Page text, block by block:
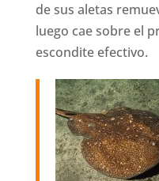
de sus aletas
luego cae sobre el
escondite efectivo.